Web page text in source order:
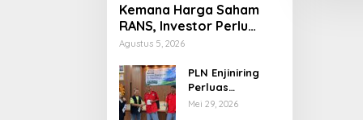
Kemana Harga Saham
RANS, Investor Perlu
Cermati Fundamental
Spekulasi Berlebihan
Agustus 5, 2026
PLN Enjiniring
Perluas
Wawasan Siswa
Mei 29, 2026